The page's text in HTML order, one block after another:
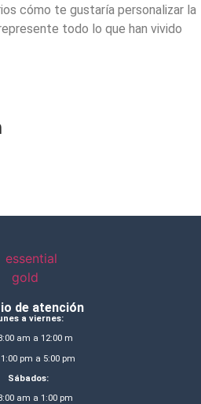
cómo te gustaría personalizar la
todo lo que han vivido
de atención
a viernes:
am a 12:00 m
pm a 5:00 pm
Sábados:
am a 1:00 pm